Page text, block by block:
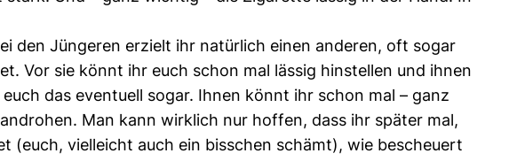
den Jüngeren erzielt ihr natürlich einen anderen, oft sogar
Vor sie könnt ihr euch schon mal lässig hinstellen und ihnen
das eventuell sogar. Ihnen könnt ihr schon mal – ganz
Man kann wirklich nur hoffen, dass ihr später mal,
vielleicht auch ein bisschen schämt), wie bescheuert